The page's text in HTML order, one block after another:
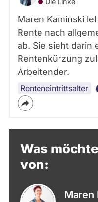
Die Linke
Maren Kaminski
Rente nach
ab. Sie sieht darin
Rentenkürzung
Arbeitender.
Renteneintrittsalter
Was
von:
Maren